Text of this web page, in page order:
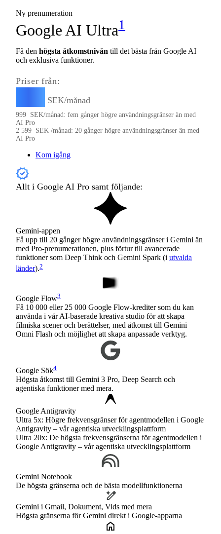
Ny prenumeration
Google AI Ultra1
Få den högsta åtkomstnivån till det bästa från Google AI
och exklusiva funktioner.
Priser från:
SEK/månad
999 SEK/månad: fem gånger högre användningsgränser än med
AI Pro
2 599 SEK /månad: 20 gånger högre användningsgränser än med
AI Pro
Kom igång
Allt i Google AI Pro samt följande:
Gemini-appen
Få upp till 20 gånger högre användningsgränser i Gemini än
med Pro-prenumerationen, plus förtur till avancerade
funktioner som Deep Think och Gemini Spark (i utvalda
länder).2
Google Flow3
Få 10 000 eller 25 000 Google Flow-krediter som du kan
använda i vår AI-baserade kreativa studio för att skapa
filmiska scener och berättelser, med åtkomst till Gemini
Omni Flash och möjlighet att skapa anpassade verktyg.
Google Sök4
Högsta åtkomst till Gemini 3 Pro, Deep Search och
agentiska funktioner med mera.
Google Antigravity
Ultra 5x: Högre frekvensgränser för agentmodellen i Google
Antigravity – vår agentiska utvecklingsplattform
Ultra 20x: De högsta frekvensgränserna för agentmodellen i
Google Antigravity – vår agentiska utvecklingsplattform
Gemini Notebook
De högsta gränserna och de bästa modellfunktionerna
Gemini i Gmail, Dokument, Vids med mera
Högsta gränserna för Gemini direkt i Google-apparna